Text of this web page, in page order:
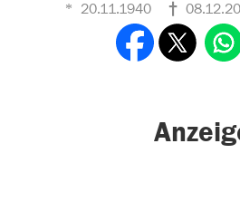
20.11.1940